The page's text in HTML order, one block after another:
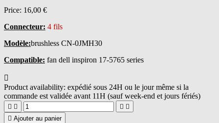
Price: 16,00 €
Connecteur: 4 fils
Modèle:brushless CN-0JMH30
Compatible: fan dell inspiron 17-5765 series

Product availability: expédié sous 24H ou le jour même si la
commande est validée avant 11H (sauf week-end et jours fériés)
   
 Ajouter au panier